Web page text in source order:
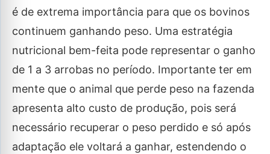
é de extrema importância para que os bovinos
continuem ganhando peso. Uma estratégia
nutricional bem-feita pode representar o ganho
de 1 a 3 arrobas no período. Importante ter em
mente que o animal que perde peso na fazenda
apresenta alto custo de produção, pois será
necessário recuperar o peso perdido e só após
adaptação ele voltará a ganhar, estendendo o